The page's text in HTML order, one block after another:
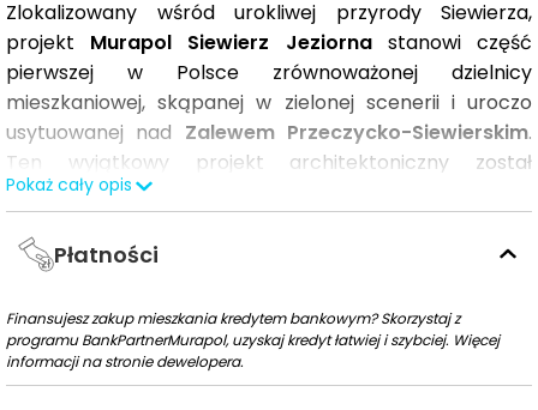
Zlokalizowany wśród urokliwej przyrody Siewierza,
projekt Murapol Siewierz Jeziornastanowi część
pierwszej w Polsce zrównoważonej dzielnicy
mieszkaniowej, skąpanej w zielonej scenerii i uroczo
usytuowanej nad Zalewem Przeczycko-Siewierskim.
Ten wyjątkowy projekt architektoniczny został
stworzony z myślą o symbiozie z naturą, z
zaawansowanych,ekologicznych technologii, które
pomagają zminimalizować zużycie naturalnych
zasobów oraz zapewniają
Pokaż cały opis
Płatności
Finansujesz zakup mieszkania kredytem bankowym? Skorzystaj z
programu BankPartnerMurapol, uzyskaj kredyt łatwiej i szybciej. Więcej
informacji na stronie dewelopera.